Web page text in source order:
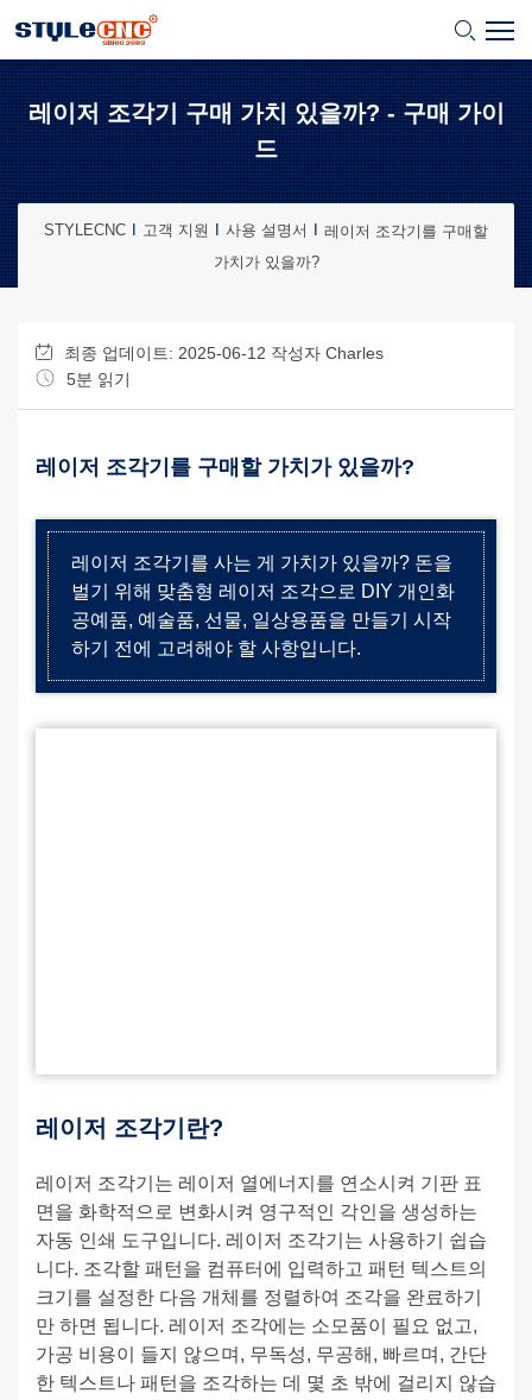
레이저 조각기 구매 가치 있을까? - 구매 가이
드
STYLECNC 고객 지원 사용 설명서
레이저 조각기를 구매할
가치가 있을까?
최종 업데이트: 2025-06-12 작성자 Charles
5분 읽기
레이저 조각기를 구매할 가치가 있을까?
레이저 조각기를 사는 게 가치가 있을까? 돈을
벌기 위해 맞춤형 레이저 조각으로 DIY 개인화
공예품, 예술품, 선물, 일상용품을 만들기 시작
하기 전에 고려해야 할 사항입니다.
레이저 조각기란?
레이저 조각기는 레이저 열에너지를 연소시켜 기판 표
면을 화학적으로 변화시켜 영구적인 각인을 생성하는
자동 인쇄 도구입니다. 레이저 조각기는 사용하기 쉽습
니다. 조각할 패턴을 컴퓨터에 입력하고 패턴 텍스트의
크기를 설정한 다음 개체를 정렬하여 조각을 완료하기
만 하면 됩니다. 레이저 조각에는 소모품이 필요 없고,
가공 비용이 들지 않으며, 무독성, 무공해, 빠르며, 간단
한 텍스트나 패턴을 조각하는 데 몇 초 밖에 걸리지 않습